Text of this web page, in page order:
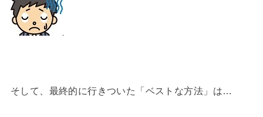
そして、最終的に行きついた「ベストな方法」は…